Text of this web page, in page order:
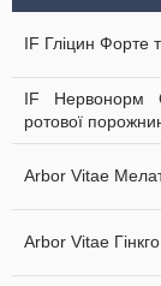
IF Гліцин Форте
IF Нервонорм
ротової
Arbor Vitae
Arbor Vitae